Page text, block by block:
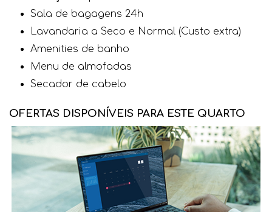
Sala de bagagens 24h
Lavandaria a Seco e Normal (Custo extra)
Amenities de banho
Menu de almofadas
Secador de cabelo
OFERTAS DISPONÍVEIS PARA ESTE QUARTO